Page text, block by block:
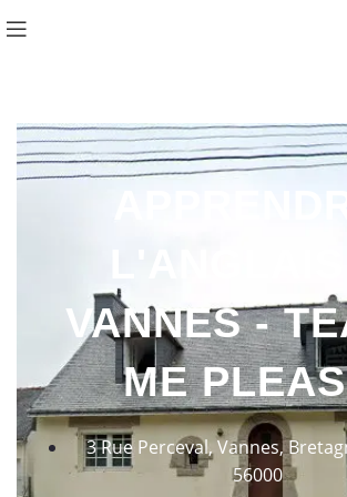
VANNES -
ME
3 Rue Perceval, Vannes,
56000